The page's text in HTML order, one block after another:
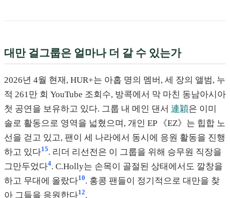
대만 걸그룹은 얼마나 더 갈 수 있는가
2026년 4월 현재, HUR+는 아홉 명의 멤버, 세 장의 앨범, 누
적 261만 회 YouTube 조회수, 방콕에서 막 마친 동남아시아
첫 공연을 보유하고 있다. 그룹 내 메인 댄서 連穎은 이미
솔로 활동으로 영역을 넓혔으며, 개인 EP 《EZ》는 힙합 노
선을 걷고 있고, 팬이 세 나라에서 동시에 응원 활동을 진행
하고 있다15. 리더 리선전은 이 그룹을 위해 승무원 직장을
그만두었다4. C.Holly는 손목이 골절된 상태에서도 깔창을
하고 무대에 올랐다10. 홍콩 팬들이 정기적으로 대만을 찾
아 그들을 응원한다12.